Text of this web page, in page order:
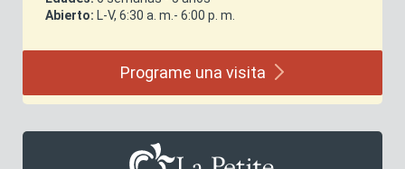
Abierto: L-V, 6:30 a. m.- 6:00 p. m.
Programe una visita